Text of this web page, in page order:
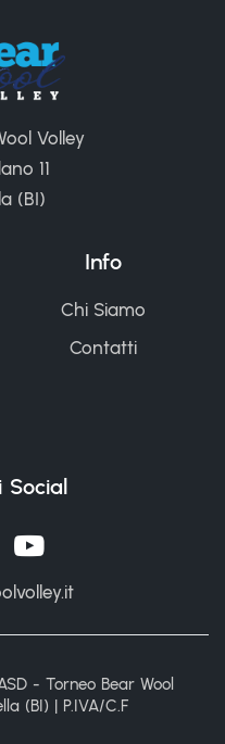
Volley
11
(BI)
Info
Chi Siamo
Contatti
Social
- Torneo Bear Wool
(BI) | P.IVA/C.F